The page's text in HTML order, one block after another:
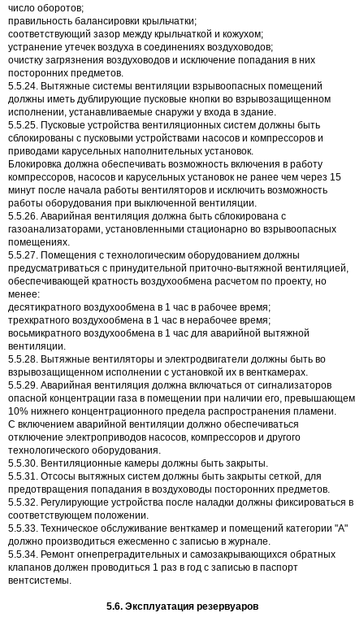
число оборотов;
правильность балансировки крыльчатки;
соответствующий зазор между крыльчаткой и кожухом;
устранение утечек воздуха в соединениях воздуховодов;
очистку загрязнения воздуховодов и исключение попадания в них
посторонних предметов.
5.5.24. Вытяжные системы вентиляции взрывоопасных помещений
должны иметь дублирующие пусковые кнопки во взрывозащищенном
исполнении, устанавливаемые снаружи у входа в здание.
5.5.25. Пусковые устройства вентиляционных систем должны быть
сблокированы с пусковыми устройствами насосов и компрессоров и
приводами карусельных наполнительных установок.
Блокировка должна обеспечивать возможность включения в работу
компрессоров, насосов и карусельных установок не ранее чем через 15
минут после начала работы вентиляторов и исключить возможность
работы оборудования при выключенной вентиляции.
5.5.26. Аварийная вентиляция должна быть сблокирована с
газоанализаторами, установленными стационарно во взрывоопасных
помещениях.
5.5.27. Помещения с технологическим оборудованием должны
предусматриваться с принудительной приточно-вытяжной вентиляцией,
обеспечивающей кратность воздухообмена расчетом по проекту, но
менее:
десятикратного воздухообмена в 1 час в рабочее время;
трехкратного воздухообмена в 1 час в нерабочее время;
восьмикратного воздухообмена в 1 час для аварийной вытяжной
вентиляции.
5.5.28. Вытяжные вентиляторы и электродвигатели должны быть во
взрывозащищенном исполнении с установкой их в венткамерах.
5.5.29. Аварийная вентиляция должна включаться от сигнализаторов
опасной концентрации газа в помещении при наличии его, превышающем
10% нижнего концентрационного предела распространения пламени.
С включением аварийной вентиляции должно обеспечиваться
отключение электроприводов насосов, компрессоров и другого
технологического оборудования.
5.5.30. Вентиляционные камеры должны быть закрыты.
5.5.31. Отсосы вытяжных систем должны быть закрыты сеткой, для
предотвращения попадания в воздуховоды посторонних предметов.
5.5.32. Регулирующие устройства после наладки должны фиксироваться в
соответствующем положении.
5.5.33. Техническое обслуживание венткамер и помещений категории "А"
должно производиться ежесменно с записью в журнале.
5.5.34. Ремонт огнепреградительных и самозакрывающихся обратных
клапанов должен проводиться 1 раз в год с записью в паспорт
вентсистемы.
5.6. Эксплуатация резервуаров